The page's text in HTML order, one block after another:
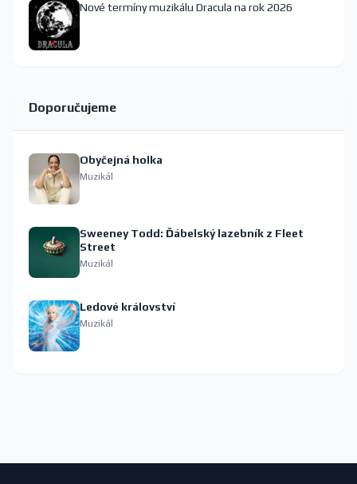
Nové termíny muzikálu Dracula na rok 2026
Doporučujeme
Obyčejná holka
Muzikál
Sweeney Todd: Ďábelský lazebník z Fleet
Street
Muzikál
Ledové království
Muzikál